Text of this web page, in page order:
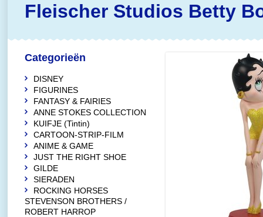
Fleischer Studios Betty
Categorieën
DISNEY
FIGURINES
FANTASY & FAIRIES
ANNE STOKES COLLECTION
KUIFJE (Tintin)
CARTOON-STRIP-FILM
ANIME & GAME
JUST THE RIGHT SHOE
GILDE
SIERADEN
ROCKING HORSES
STEVENSON BROTHERS /
ROBERT HARROP